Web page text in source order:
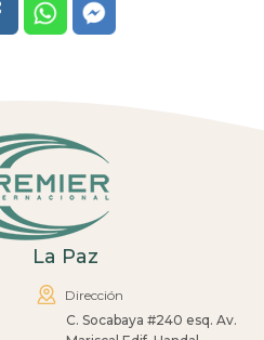
La Paz
Dirección
C. Socabaya #240 esq. Av.